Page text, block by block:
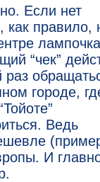
Если нет
как правило,
лампочка
“чек”
раз
городе,
Ведь
И